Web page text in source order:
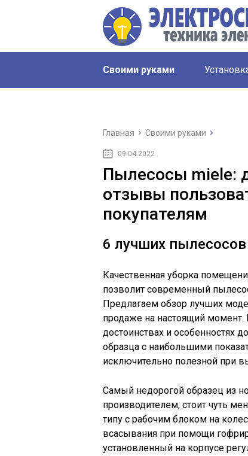
Своими руками
Главная Своими руками
09.04.2022
Пылесосы miele:
отзывы
покупателям
6 лучших
Качественная уборка
позволит современный
Предлагаем обзор лучших
продаже на настоящий
достоинствах и особенностях
образца с наибольшими
исключительно полезной при
Самый недорогой образец из
производителем, стоит чуть
типу с рабочим блоком на
всасывания при помощи
установленный на корпусе